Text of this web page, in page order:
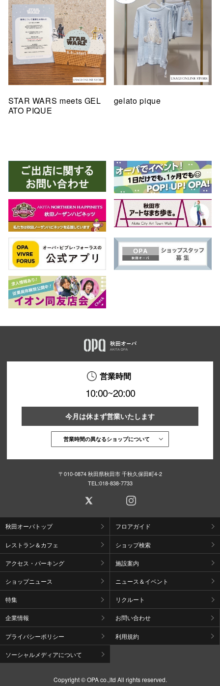
STAR WARS meets GEL
ATO PIQUE
gelato pique
営業時間
10:00~20:00
今月は休まず営業いたします
営業時間の異なるショップについて
〒010-0874 秋田県秋田市 千秋久保田町4-2
TEL:018-838-7733
秋田オーパトップ フロアガイド
レストラン＆カフェ ショップ検索
アクセス・パーキング 施設案内
ショップニュース ニュース＆イベント
特集 リクルート
企業情報 お問い合わせ
プライバシーポリシー 利用規約
ソーシャルメディアについて
Copyright © OPA co.,ltd All rights reserved.